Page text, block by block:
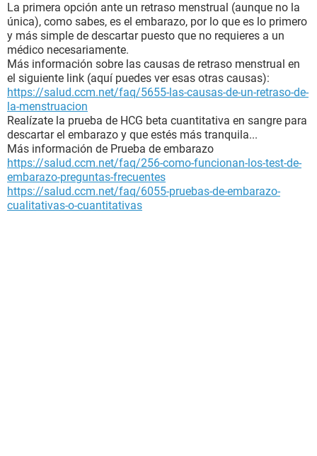
La primera opción ante un retraso menstrual (aunque no la
única), como sabes, es el embarazo, por lo que es lo primero
y más simple de descartar puesto que no requieres a un
médico necesariamente.
Más información sobre las causas de retraso menstrual en
el siguiente link (aquí puedes ver esas otras causas):
https://salud.ccm.net/faq/5655-las-causas-de-un-retraso-de-
la-menstruacion
Realízate la prueba de HCG beta cuantitativa en sangre para
descartar el embarazo y que estés más tranquila...
Más información de Prueba de embarazo
https://salud.ccm.net/faq/256-como-funcionan-los-test-de-
embarazo-preguntas-frecuentes
https://salud.ccm.net/faq/6055-pruebas-de-embarazo-
cualitativas-o-cuantitativas